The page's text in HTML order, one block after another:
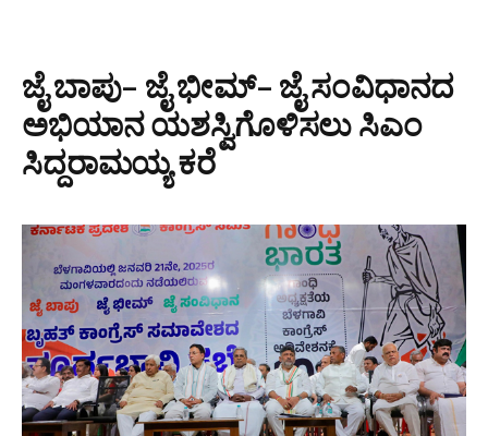
ಜೈ ಬಾಪು– ಜೈ ಭೀಮ್– ಜೈ ಸಂವಿಧಾನದ
ಅಭಿಯಾನ ಯಶಸ್ವಿಗೊಳಿಸಲು ಸಿಎಂ
ಸಿದ್ದರಾಮಯ್ಯ ಕರೆ